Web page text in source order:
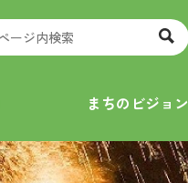
まちのビジョン